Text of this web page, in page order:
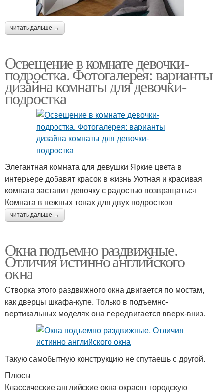
читать дальше →
Освещение в комнате девочки-
подростка. Фотогалерея: варианты
дизайна комнаты для девочки-
подростка
Элегантная комната для девушки Яркие цвета в
интерьере добавят красок в жизнь Уютная и красивая
комната заставит девочку с радостью возвращаться
Комната в нежных тонах для двух подростков
читать дальше →
Окна подъемно раздвижные.
Отличия истинно английского
окна
Створка этого раздвижного окна двигается по мостам,
как дверцы шкафа-купе. Только в подъемно-
вертикальных моделях она передвигается вверх-вниз.
Такую самобытную конструкцию не спутаешь с другой.
Плюсы
Классические английские окна окрасят городскую